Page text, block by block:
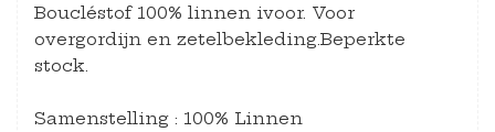
Boucléstof 100% linnen ivoor. Voor
overgordijn en zetelbekleding.Beperkte
stock.
Samenstelling : 100% Linnen